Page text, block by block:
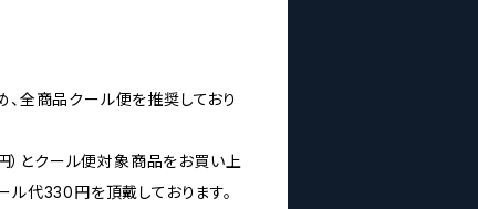
全商品クール便を推奨しており
とクール便対象商品をお買い上
代330円を頂戴しております。